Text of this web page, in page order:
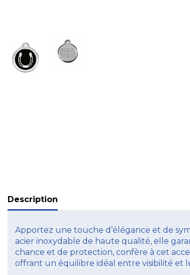
Description
Apportez une touche d’élégance et de
acier inoxydable de haute qualité, elle
chance et de protection, confère à cet
offrant un équilibre idéal entre visibilité et